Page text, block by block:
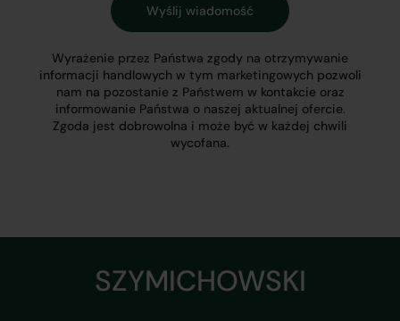
Wyrażenie przez Państwa zgody na otrzymywanie
informacji handlowych w tym marketingowych pozwoli
nam na pozostanie z Państwem w kontakcie oraz
informowanie Państwa o naszej aktualnej ofercie.
Zgoda jest dobrowolna i może być w każdej chwili
wycofana.
SZYMICHOWSKI